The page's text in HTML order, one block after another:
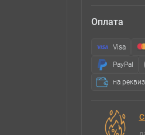
Оплата
Visa
PayPal
на